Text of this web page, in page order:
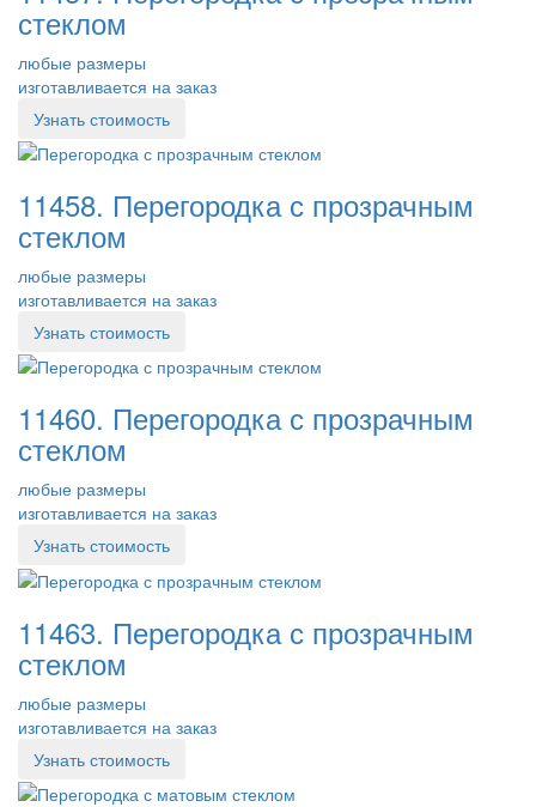
стеклом
любые размеры
изготавливается на заказ
Узнать стоимость
11458. Перегородка с прозрачным
стеклом
любые размеры
изготавливается на заказ
Узнать стоимость
11460. Перегородка с прозрачным
стеклом
любые размеры
изготавливается на заказ
Узнать стоимость
11463. Перегородка с прозрачным
стеклом
любые размеры
изготавливается на заказ
Узнать стоимость